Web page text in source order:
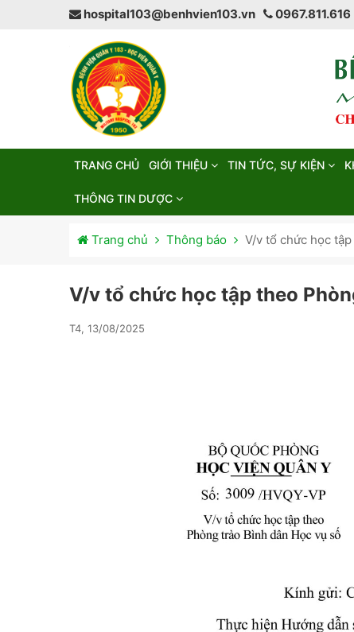
hospital103@benhvien103.vn 0967.811.616
TRANG CHỦ GIỚI THIỆU TIN TỨC, SỰ KIỆN
THÔNG TIN DƯỢC
Trang chủ Thông báo V/v tổ chức học
V/v tổ chức học tập theo
T4, 13/08/2025